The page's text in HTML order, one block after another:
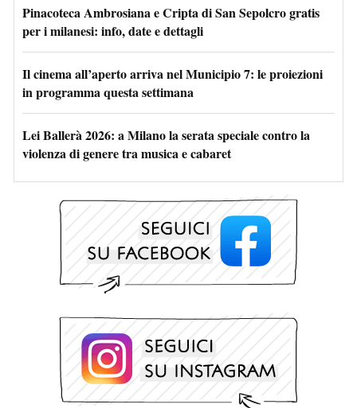
Pinacoteca Ambrosiana e Cripta di San Sepolcro gratis
per i milanesi: info, date e dettagli
Il cinema all’aperto arriva nel Municipio 7: le proiezioni
in programma questa settimana
Lei Ballerà 2026: a Milano la serata speciale contro la
violenza di genere tra musica e cabaret